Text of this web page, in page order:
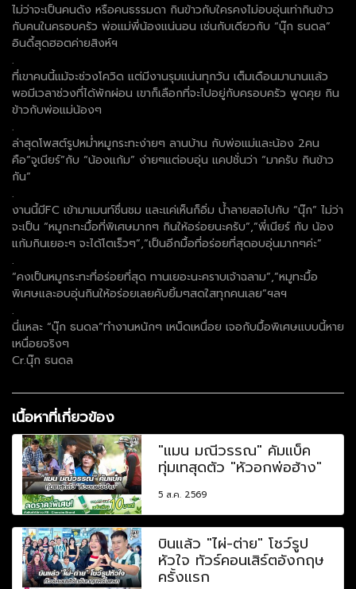
ไม่ว่าจะเป็นคนดัง หรือคนธรรมดา กินข้าวกับใครคงไม่อบอุ่นเท่ากินข้าว
กับคนในครอบครัว พ่อแม่พี่น้องแน่นอน เช่นกับเดียวกับ “นุ๊ก ธนดล”
อินดี้สุดฮอตค่ายสิงห์ฯ
.
ที่เขาคนนี้แม้จะช่วงโควิด แต่มีงานรุมแน่นทุกวัน เต็มเดือนมานานแล้ว
พอมีเวลาช่วงที่ได้พักผ่อน เขาก็เลือกที่จะไปอยู่กับครอบครัว พูดคุย กิน
ข้าวกับพ่อแม่น้องๆ
.
ล่าสุดโพสต์รูปหม่ำหมูกระทะง่ายๆ ลานบ้าน กับพ่อแม่และน้อง 2คน
คือ”จูเนียร์”กับ “น้องแก้ม” ง่ายๆแต่อบอุ่น แคปชั่นว่า “มาครับ กินข้าว
กัน”
.
งานนี้มีFC เข้ามาเมนท์ชื่นชม และแค่เห็นก็อิ่ม น้ำลายสอไปกับ “นุ๊ก” ไม่ว่า
จะเป็น “หมูกะทะมื้อที่พิเศษมากๆ กินให้อร่อยนะครับ”,”พี่เนียร์ กับ น้อง
แก้มกินเยอะๆ จะได้โตเร็วๆ”,”เป็นอีกมื้อที่อร่อยที่สุดอบอุ่นมากๆค่ะ”
.
“คงเป็นหมูกระทะที่อร่อยที่สุด ทานเยอะนะคราบเจ้าฉลาม”,”หมูทะมื้อ
พิเศษและอบอุ่นกินให้อร่อยเลยคับยิ้มๆสดใสทุกคนเลย”ฯลฯ
.
นี่แหละ “นุ๊ก ธนดล”ทำงานหนักๆ เหน็ดเหนื่อย เจอกับมื้อพิเศษแบบนี้หาย
เหนื่อยจริงๆ
Cr.นุ๊ก ธนดล
เนื้อหาที่เกี่ยวข้อง
"แมน มณีวรรณ" คัมแบ็ค
ทุ่มเทสุดตัว "หัวอกพ่อฮ้าง"
5 ส.ค. 2569
บินแล้ว "ไผ่-ต่าย" โชว์รูป
หัวใจ ทัวร์คอนเสิร์ตอังกฤษ
ครั้งแรก